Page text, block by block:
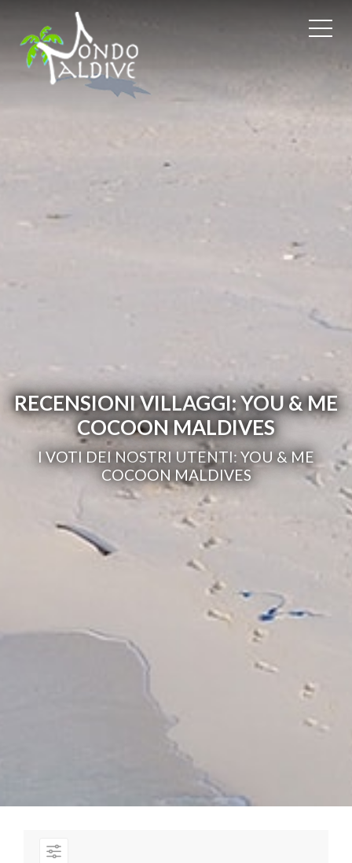
RECENSIONI VILLAGGI: YOU & ME
COCOON MALDIVES
I VOTI DEI NOSTRI UTENTI: YOU & ME
COCOON MALDIVES